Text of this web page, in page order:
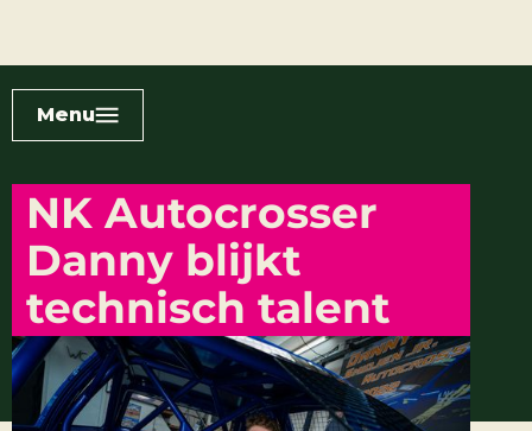
Menu
NK Autocrosser
Danny blijkt
technisch talent